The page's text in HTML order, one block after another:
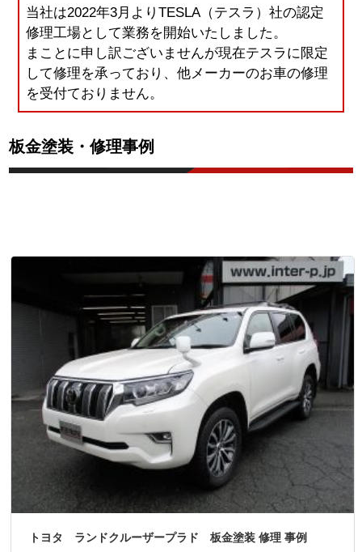
当社は2022年3月よりTESLA（テスラ）社の認定
修理工場として業務を開始いたしました。
まことに申し訳ございませんが現在テスラに限定
して修理を承っており、他メーカーのお車の修理
を受付ておりません。
板金塗装・修理事例
トヨタ ランドクルーザープラド 板金塗装 修理 事例